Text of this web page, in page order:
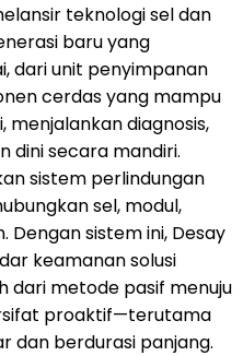
teknologi sel dan
baru yang
dari unit penyimpanan
cerdas yang mampu
diagnosis,
dini secara mandiri.
sistem perlindungan
sel, modul,
Dengan sistem ini, Desay
keamanan solusi
dari metode pasif menuju
proaktif—terutama
dan berdurasi panjang.